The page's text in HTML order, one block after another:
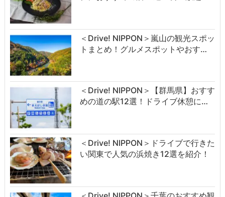
＜Drive! NIPPON＞嵐山の観光スポッ
トまとめ！グルメスポットやおす…
＜Drive! NIPPON＞【群馬県】おすす
めの道の駅12選！ドライブ休憩に…
＜Drive! NIPPON＞ドライブで行きた
い関東で人気の浜焼き12選を紹介！